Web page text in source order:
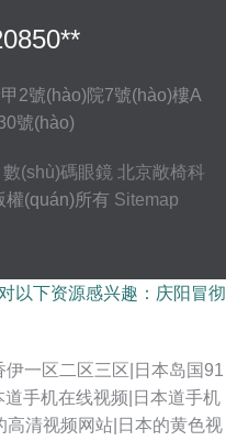
2號(hào)院7號(hào)樓A
號(hào)
數(shù)碼眼鏡 北京敞椅科
權(quán)所有 Sitemap
以下资源感兴趣：庆阳冒彻
一区二区三区|日本岛国91
手机在线视频|日本道手机
清视频网站|日本的黄色视